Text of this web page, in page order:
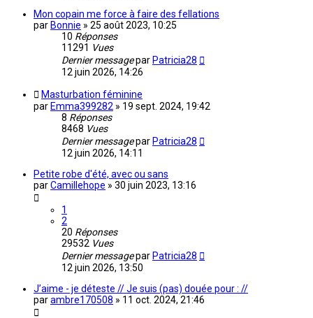
Mon copain me force à faire des fellations
par Bonnie » 25 août 2023, 10:25
10 Réponses
11291 Vues
Dernier messagepar Patricia28
12 juin 2026, 14:26
Masturbation féminine
par Emma399282 » 19 sept. 2024, 19:42
8 Réponses
8468 Vues
Dernier messagepar Patricia28
12 juin 2026, 14:11
Petite robe d'été, avec ou sans
parCamillehope » 30 juin 2023, 13:16
1
2
20 Réponses
29532 Vues
Dernier messagepar Patricia28
12 juin 2026, 13:50
J’aime - je déteste // Je suis (pas) douée pour : //
parambre170508 » 11 oct. 2024, 21:46